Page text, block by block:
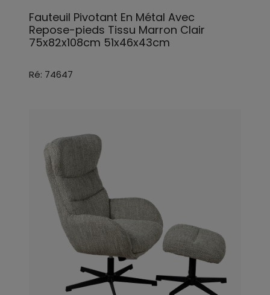
Fauteuil Pivotant En Métal Avec
Repose-pieds Tissu Marron Clair
75x82x108cm 51x46x43cm
Ré: 74647